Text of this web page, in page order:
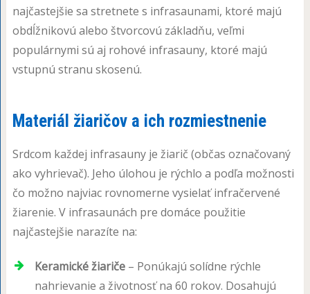
najčastejšie sa stretnete s infrasaunami, ktoré majú
obdĺžnikovú alebo štvorcovú základňu, veľmi
populárnymi sú aj rohové infrasauny, ktoré majú
vstupnú stranu skosenú.
Materiál žiaričov a ich rozmiestnenie
Srdcom každej infrasauny je žiarič (občas označovaný
ako vyhrievač). Jeho úlohou je rýchlo a podľa možnosti
čo možno najviac rovnomerne vysielať infračervené
žiarenie. V infrasaunách pre domáce použitie
najčastejšie narazíte na:
Keramické žiariče– Ponúkajú solídne rýchle
nahrievanie a životnosť na 60 rokov. Dosahujú